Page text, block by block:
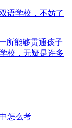
语学校，不妨了
所能够贯通孩子
校，无疑是许多
怎么考